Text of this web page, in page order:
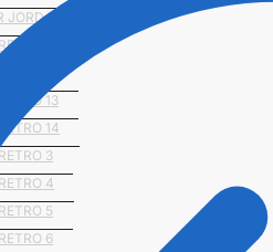
JORDAN 1 MID
11
12
13
14
3
4
5
6